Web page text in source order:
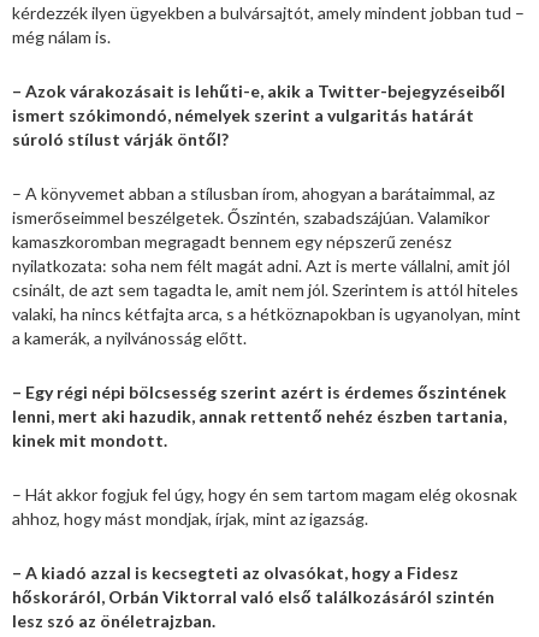
kérdezzék ilyen ügyekben a bulvársajtót, amely mindent jobban tud –
még nálam is.
– Azok várakozásait is lehűti-e, akik a Twitter-bejegyzéseiből
ismert szókimondó, némelyek szerint a vulgaritás határát
súroló stílust várják öntől?
– A könyvemet abban a stílusban írom, ahogyan a barátaimmal, az
ismerőseimmel beszélgetek. Őszintén, szabadszájúan. Valamikor
kamaszkoromban megragadt bennem egy népszerű zenész
nyilatkozata: soha nem félt magát adni. Azt is merte vállalni, amit jól
csinált, de azt sem tagadta le, amit nem jól. Szerintem is attól hiteles
valaki, ha nincs kétfajta arca, s a hétköznapokban is ugyanolyan, mint
a kamerák, a nyilvánosság előtt.
– Egy régi népi bölcsesség szerint azért is érdemes őszintének
lenni, mert aki hazudik, annak rettentő nehéz észben tartania,
kinek mit mondott.
– Hát akkor fogjuk fel úgy, hogy én sem tartom magam elég okosnak
ahhoz, hogy mást mondjak, írjak, mint az igazság.
– A kiadó azzal is kecsegteti az olvasókat, hogy a Fidesz
hőskoráról, Orbán Viktorral való első találkozásáról szintén
lesz szó az önéletrajzban.